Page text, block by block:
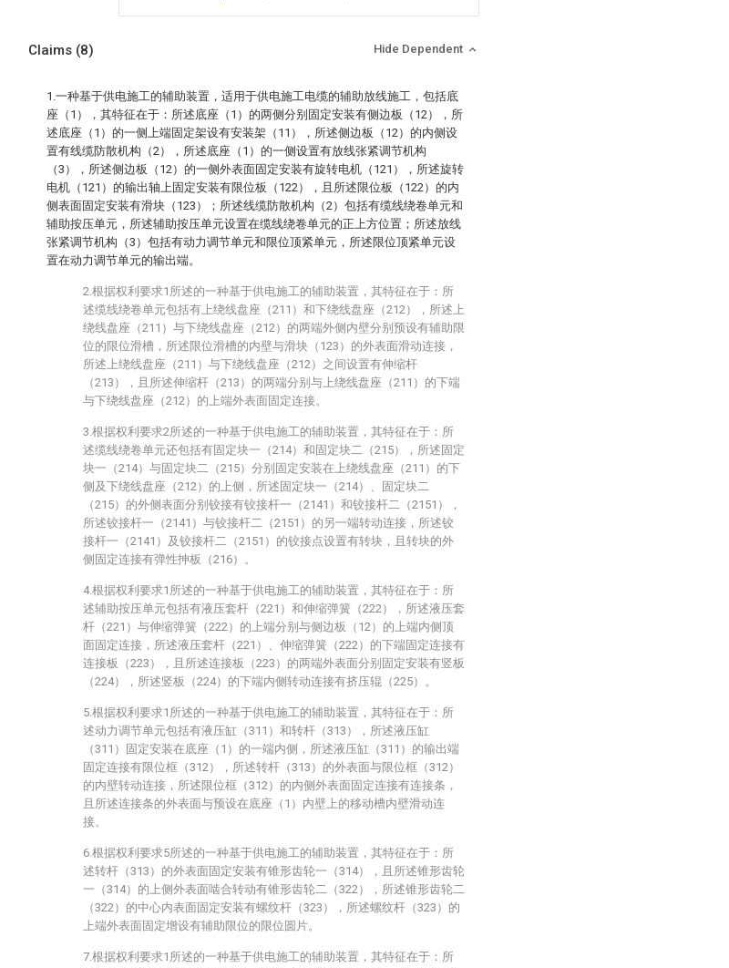
Claims (8) Hide Dependent
1.一种基于供电施工的辅助装置，适用于供电施工电缆的辅助放线施工，包括底
座（1），其特征在于：所述底座（1）的两侧分别固定安装有侧边板（12），所
述底座（1）的一侧上端固定架设有安装架（11），所述侧边板（12）的内侧设
置有线缆防散机构（2），所述底座（1）的一侧设置有放线张紧调节机构
（3），所述侧边板（12）的一侧外表面固定安装有旋转电机（121），所述旋转
电机（121）的输出轴上固定安装有限位板（122），且所述限位板（122）的内
侧表面固定安装有滑块（123）；所述线缆防散机构（2）包括有缆线绕卷单元和
辅助按压单元，所述辅助按压单元设置在缆线绕卷单元的正上方位置；所述放线
张紧调节机构（3）包括有动力调节单元和限位顶紧单元，所述限位顶紧单元设
置在动力调节单元的输出端。
2.根据权利要求1所述的一种基于供电施工的辅助装置，其特征在于：所
述缆线绕卷单元包括有上绕线盘座（211）和下绕线盘座（212），所述上
绕线盘座（211）与下绕线盘座（212）的两端外侧内壁分别预设有辅助限
位的限位滑槽，所述限位滑槽的内壁与滑块（123）的外表面滑动连接，
所述上绕线盘座（211）与下绕线盘座（212）之间设置有伸缩杆
（213），且所述伸缩杆（213）的两端分别与上绕线盘座（211）的下端
与下绕线盘座（212）的上端外表面固定连接。
3.根据权利要求2所述的一种基于供电施工的辅助装置，其特征在于：所
述缆线绕卷单元还包括有固定块一（214）和固定块二（215），所述固定
块一（214）与固定块二（215）分别固定安装在上绕线盘座（211）的下
侧及下绕线盘座（212）的上侧，所述固定块一（214）、固定块二
（215）的外侧表面分别铰接有铰接杆一（2141）和铰接杆二（2151），
所述铰接杆一（2141）与铰接杆二（2151）的另一端转动连接，所述铰
接杆一（2141）及铰接杆二（2151）的铰接点设置有转块，且转块的外
侧固定连接有弹性抻板（216）。
4.根据权利要求1所述的一种基于供电施工的辅助装置，其特征在于：所
述辅助按压单元包括有液压套杆（221）和伸缩弹簧（222），所述液压套
杆（221）与伸缩弹簧（222）的上端分别与侧边板（12）的上端内侧顶
面固定连接，所述液压套杆（221）、伸缩弹簧（222）的下端固定连接有
连接板（223），且所述连接板（223）的两端外表面分别固定安装有竖板
（224），所述竖板（224）的下端内侧转动连接有挤压辊（225）。
5.根据权利要求1所述的一种基于供电施工的辅助装置，其特征在于：所
述动力调节单元包括有液压缸（311）和转杆（313），所述液压缸
（311）固定安装在底座（1）的一端内侧，所述液压缸（311）的输出端
固定连接有限位框（312），所述转杆（313）的外表面与限位框（312）
的内壁转动连接，所述限位框（312）的内侧外表面固定连接有连接条，
且所述连接条的外表面与预设在底座（1）内壁上的移动槽内壁滑动连
接。
6.根据权利要求5所述的一种基于供电施工的辅助装置，其特征在于：所
述转杆（313）的外表面固定安装有锥形齿轮一（314），且所述锥形齿轮
一（314）的上侧外表面啮合转动有锥形齿轮二（322），所述锥形齿轮二
（322）的中心内表面固定安装有螺纹杆（323），所述螺纹杆（323）的
上端外表面固定增设有辅助限位的限位圆片。
7.根据权利要求1所述的一种基于供电施工的辅助装置，其特征在于：所